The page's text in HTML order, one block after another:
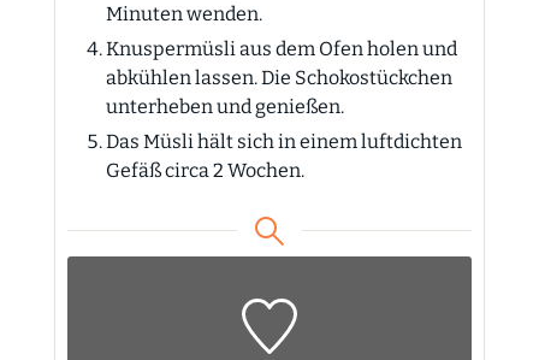
Minuten wenden.
Knuspermüsli aus dem Ofen holen und
abkühlen lassen. Die Schokostückchen
unterheben und genießen.
Das Müsli hält sich in einem luftdichten
Gefäß circa 2 Wochen.